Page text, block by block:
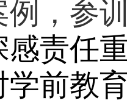
例，参
感责任
学前教